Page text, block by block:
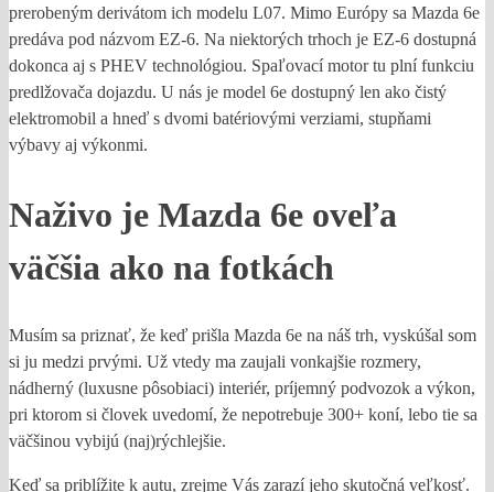
prerobeným derivátom ich modelu L07. Mimo Európy sa Mazda 6e
predáva pod názvom EZ-6. Na niektorých trhoch je EZ-6 dostupná
dokonca aj s PHEV technológiou. Spaľovací motor tu plní funkciu
predlžovača dojazdu. U nás je model 6e dostupný len ako čistý
elektromobil a hneď s dvomi batériovými verziami, stupňami
výbavy aj výkonmi.
Naživo je Mazda 6e oveľa
väčšia ako na fotkách
Musím sa priznať, že keď prišla Mazda 6e na náš trh, vyskúšal som
si ju medzi prvými. Už vtedy ma zaujali vonkajšie rozmery,
nádherný (luxusne pôsobiaci) interiér, príjemný podvozok a výkon,
pri ktorom si človek uvedomí, že nepotrebuje 300+ koní, lebo tie sa
väčšinou vybijú (naj)rýchlejšie.
Keď sa priblížite k autu, zrejme Vás zarazí jeho skutočná veľkosť.